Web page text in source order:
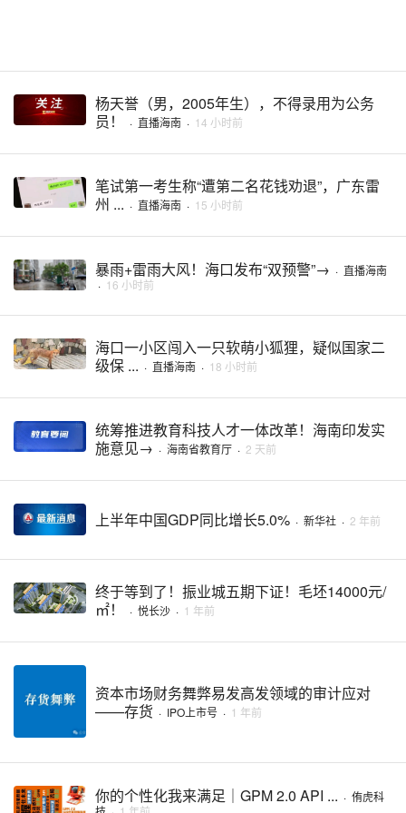
杨天誉（男，2005年生），不得录用为公务
员！
· 直播海南 · 14 小时前
笔试第一考生称“遭第二名花钱劝退”，广东雷
州 ... · 直播海南 · 15 小时前
暴雨+雷雨大风！海口发布“双预警”→ · 直播海南
· 16 小时前
海口一小区闯入一只软萌小狐狸，疑似国家二
级保 ... · 直播海南 · 18 小时前
统筹推进教育科技人才一体改革！海南印发实
施意见→ · 海南省教育厅 · 2 天前
上半年中国GDP同比增长5.0% · 新华社 · 2 年前
终于等到了！振业城五期下证！毛坯14000元/
㎡！
· 悦长沙 · 1 年前
资本市场财务舞弊易发高发领域的审计应对
——存货 · IPO上市号 · 1 年前
你的个性化我来满足｜GPM 2.0 API ... · 侑虎科